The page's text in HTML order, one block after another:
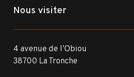
Nous visiter
4 avenue de l’Obiou
38700 La Tronche